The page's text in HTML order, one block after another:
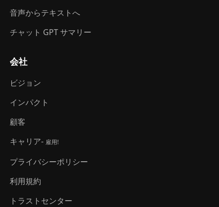
音声からテキストへ
チャット GPT サマリー
会社
ビジョン
インパクト
顧客
キャリア- 雇用!
プライバシーポリシー
利用規約
トラストセンター